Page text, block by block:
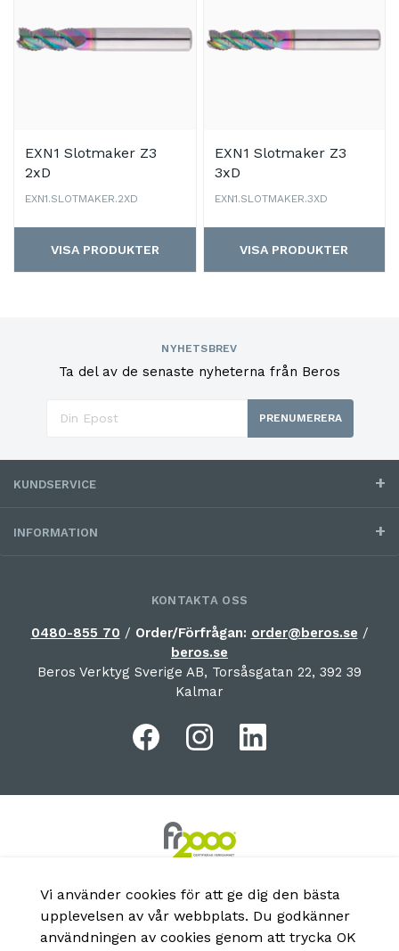
EXN1 Slotmaker Z3
2xD
EXN1.SLOTMAKER.2XD
VISA PRODUKTER
EXN1 Slotmaker Z3
3xD
EXN1.SLOTMAKER.3XD
VISA PRODUKTER
NYHETSBREV
Ta del av de senaste nyheterna från Beros
PRENUMERERA
KUNDSERVICE
INFORMATION
KONTAKTA OSS
0480-855 70 / Order/Förfrågan: order@beros.se /
beros.se
Beros Verktyg Sverige AB, Torsåsgatan 22, 392 39
Kalmar
Vi använder cookies för att ge dig den bästa
upplevelsen av vår webbplats. Du godkänner
användningen av cookies genom att trycka OK